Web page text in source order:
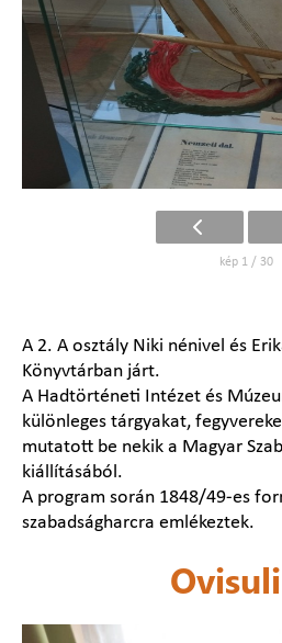
kép 1 / 30
A 2. A osztály Niki nénivel és
Könyvtárban járt.
A Hadtörténeti Intézet és
különleges tárgyakat,
mutatott be nekik a Magyar
kiállításából.
A program során 1848/49-es
szabadságharcra emlékeztek.